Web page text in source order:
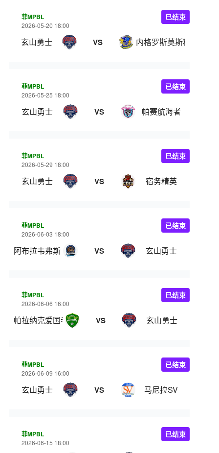
菲MPBL
2026-05-20 18:00
玄山勇士 VS 内格罗斯莫斯科瓦多斯
已结束
菲MPBL
2026-05-25 18:00
玄山勇士 VS 帕赛航海者
已结束
菲MPBL
2026-05-29 18:00
玄山勇士 VS 宿务精英
已结束
菲MPBL
2026-06-03 18:00
阿布拉韦弗斯 VS 玄山勇士
已结束
菲MPBL
2026-06-06 16:00
帕拉纳克爱国者 VS 玄山勇士
已结束
菲MPBL
2026-06-09 16:00
玄山勇士 VS 马尼拉SV
已结束
菲MPBL
2026-06-15 18:00
已结束